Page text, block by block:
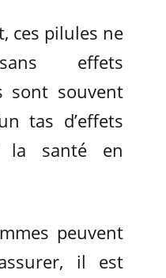
ces pilules ne
effets
sont souvent
tas d’effets
la santé en
peuvent
il est